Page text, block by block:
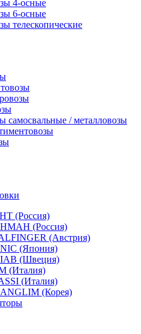
4-осные
6-осные
телескопические
/ металловозы
(Россия)
(Россия)
(Австрия)
(Япония)
(Швеция)
(Италия)
(Италия)
(Корея)